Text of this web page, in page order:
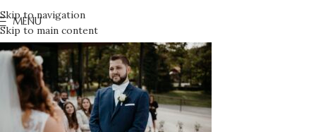
Skip to navigation
Skip to main content
MENU